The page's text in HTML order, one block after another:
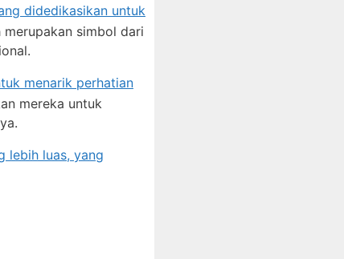
didedikasikan untuk
merupakan simbol dari
menarik perhatian
mereka untuk
lebih luas, yang